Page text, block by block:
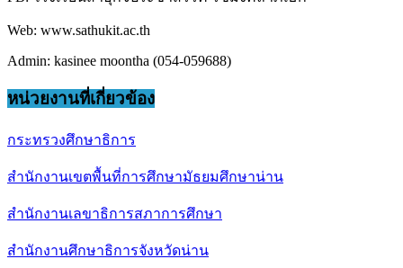
Web: www.sathukit.ac.th
Admin: kasinee moontha (054-059688)
หน่วยงานที่เกี่ยวข้อง
กระทรวงศึกษาธิการ
สำนักงานเขตพื้นที่การศึกษามัธยมศึกษาน่าน
สำนักงานเลขาธิการสภาการศึกษา
สำนักงานศึกษาธิการจังหวัดน่าน